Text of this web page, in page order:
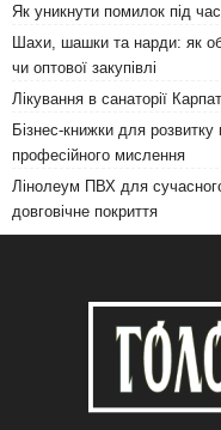
Як уникнути помилок під
Шахи, шашки та нарди: як
чи оптової закупівлі
Лікування в санаторії
Бізнес-книжки для
професійного мислення
Лінолеум ПВХ для
довговічне покриття